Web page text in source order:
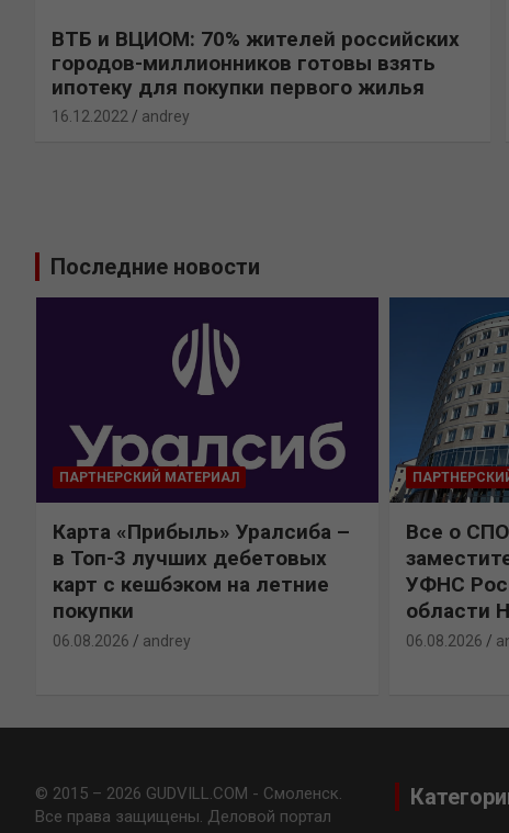
ВТБ и ВЦИОМ: 70% жителей российских
городов-миллионников готовы взять
ипотеку для покупки первого жилья
16.12.2022 andrey
Последние новости
ПАРТНЕРСКИЙ МАТЕРИАЛ
Карта «Прибыль» Уралсиба –
в Топ-3 лучших дебетовых
карт с кешбэком на летние
покупки
06.08.2026 andrey
Все о
УФНС
области
06.08.2026
© 2015 – 2026 GUDVILL.COM - Смоленск.
Все права защищены. Деловой портал